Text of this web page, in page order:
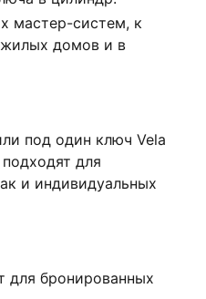
мастер-систем, к
жилых домов и в
под один ключ Vela
для
и индивидуальных
для бронированных